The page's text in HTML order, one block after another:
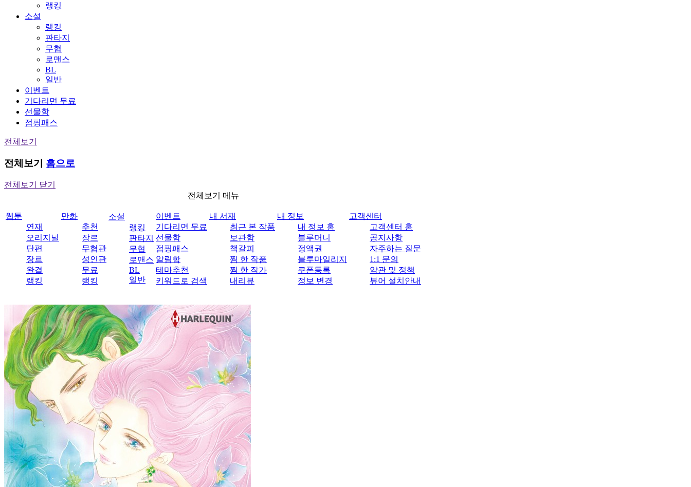
랭킹
소설
랭킹
판타지
무협
로맨스
BL
일반
이벤트
기다리면 무료
선물함
점핑패스
전체보기
전체보기 홈으로
전체보기 닫기
전체보기 메뉴
웹툰
연재
오리지널
단편
장르
완결
랭킹
만화
추천
장르
무협관
성인관
무료
랭킹
소설
랭킹
판타지
무협
로맨스
BL
일반
이벤트
기다리면 무료
선물함
점핑패스
알림함
테마추천
키워드로 검색
내 서재
최근 본 작품
보관함
책갈피
찜 한 작품
찜 한 작가
내리뷰
내 정보
내 정보 홈
블루머니
정액권
블루마일리지
쿠폰등록
정보 변경
고객센터
고객센터 홈
공지사항
자주하는 질문
1:1 문의
약관 및 정책
뷰어 설치안내